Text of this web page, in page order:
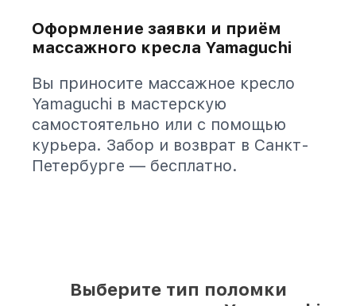
Оформление заявки и приём
массажного кресла Yamaguchi
Вы приносите массажное кресло
Yamaguchi в мастерскую
самостоятельно или с помощью
курьера. Забор и возврат в Санкт-
Петербурге — бесплатно.
Выберите тип поломки